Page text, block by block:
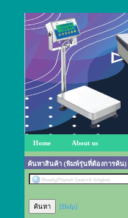
Home About us
ค้นหาสินค้า (พิมพ์รุ่นที่ต้องการค้น)
[Help]